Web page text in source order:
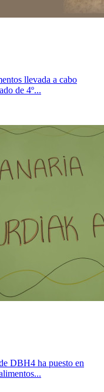
llevada a cabo
de 4º...
DBH4 ha puesto en